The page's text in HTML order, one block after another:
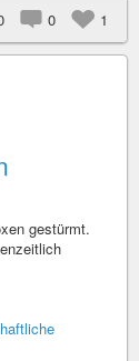
0 1
gestürmt.